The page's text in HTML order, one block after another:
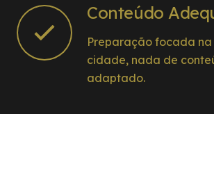
Conteúdo
Preparação focada
cidade, nada de
adaptado.